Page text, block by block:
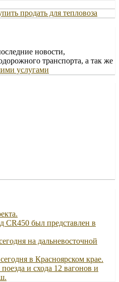
новости,
транспорта, а так же
услугами
CR450 был представлен в
на дальневосточной
в Красноярском крае.
и схода 12 вагонов и